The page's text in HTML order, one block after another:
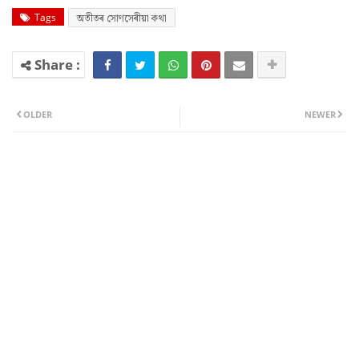
Tags অতীতৰ সোণসেৰীয়া কথা
NEWER
OLDER